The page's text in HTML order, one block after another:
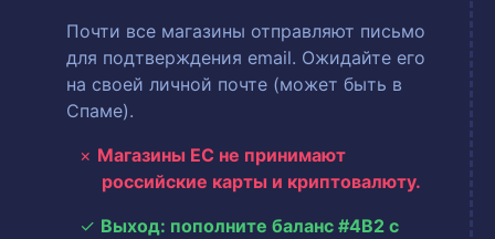
Почти все магазины отправляют письмо
для подтверждения email. Ожидайте его
на своей личной почте (может быть в
Спаме).
Магазины ЕС не принимают
российские карты и криптовалюту.
Выход: пополните баланс #4B2 с